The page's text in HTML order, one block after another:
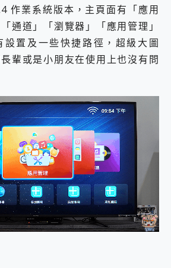
作業系統版本，主頁面有「應用
通道」「瀏覽器」「應用管理」
設置及一些快捷路徑，超級大圖
輩或是小朋友在使用上也沒有問